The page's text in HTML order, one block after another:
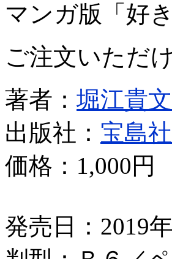
マンガ版「好
ご注文いただ
著者： 堀江貴文
出版社： 宝島社
価格： 1,000円
発売日：2019